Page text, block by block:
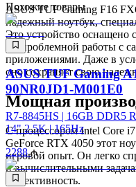
ASUS TUF Gaming F16
надежный ноутбук,
Это устройство оснащено
беспроблемной работы с
приложениями. Даже в
оно сохраняет свою
Мощная
С процессором Intel Core
GeForce RTX 4050 этот
игровой опыт. Он легко
и вычислительными
эффективность.
Похожие товары
ASUS TUF Gaming
90NR0JD1-M001E0
R7-8845HS | 16GB DDR5
14" 2.5K | 165Hz
2288